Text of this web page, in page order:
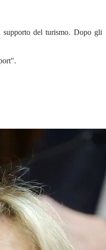
supporto del turismo. Dopo gli